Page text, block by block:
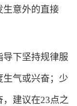
意外的直接
下坚持规律服
生气或兴奋；少
建议在23点之